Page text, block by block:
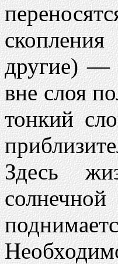
другие) —
вне слоя
тонкий
Здесь